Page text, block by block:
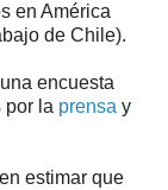
en América
de Chile).
encuesta
por la prensa y
estimar que